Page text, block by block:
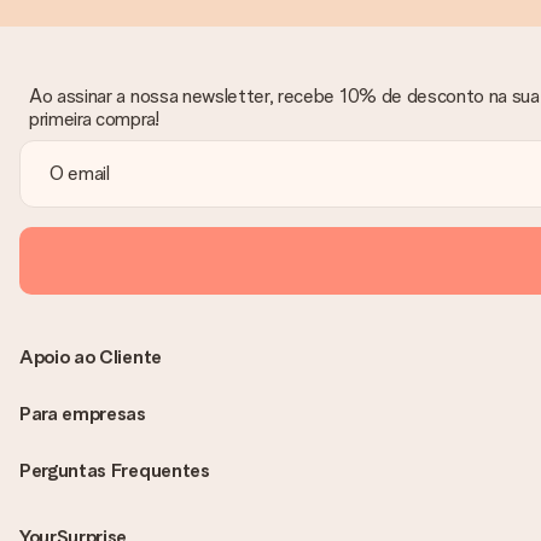
Ao assinar a nossa newsletter, recebe 10% de desconto na sua
primeira compra!
Perguntas Frequentes
Apoio ao Cliente
Para empresas